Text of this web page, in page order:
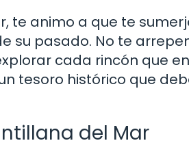
te animo a que te
su pasado. No te
cada rincón que
tesoro histórico que
del Mar